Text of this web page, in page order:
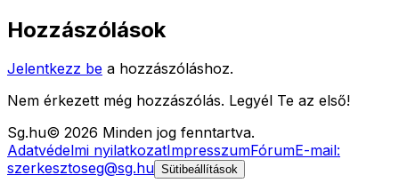
Hozzászólások
Jelentkezz be a hozzászóláshoz.
Nem érkezett még hozzászólás. Legyél Te az első!
Sg.hu© 2026 Minden jog fenntartva.
Adatvédelmi nyilatkozatImpresszumFórumE-mail:
szerkesztoseg@sg.hu Sütibeállítások